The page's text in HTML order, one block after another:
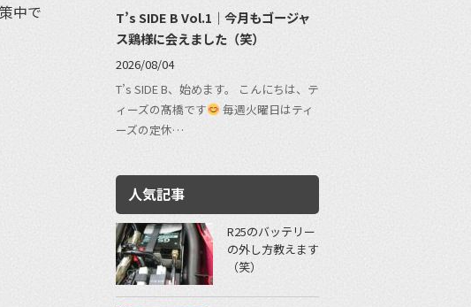
中で
T’s SIDE B Vol.1｜今月もゴージャ
ス鶏様に会えました（笑）
2026/08/04
T’s SIDE B、始めます。 こんにちは、テ
ィーズの髙橋です
毎週火曜日はティ
ーズの定休…
人気記事
R25のバッテリー
の外し方教えます
（笑）